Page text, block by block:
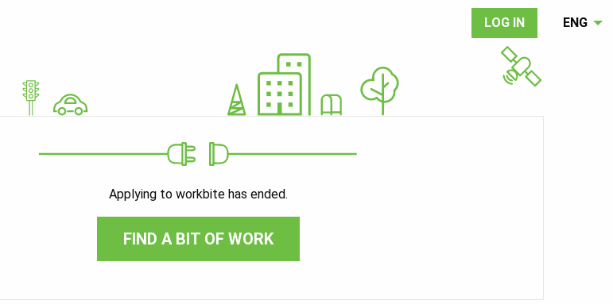
LOG IN ENG
Applying to workbite has ended.
FIND A BIT OF WORK